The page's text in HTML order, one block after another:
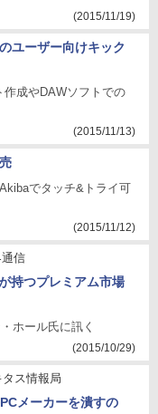
(2015/11/19)
ユーザー向けキック
作成やDAWソフトでの
(2015/11/13)
でタッチ&トライ可
(2015/11/12)
信
持つプレミアム市場
ホール氏に訊く
(2015/10/29)
ス情報局
メーカーを潰すの